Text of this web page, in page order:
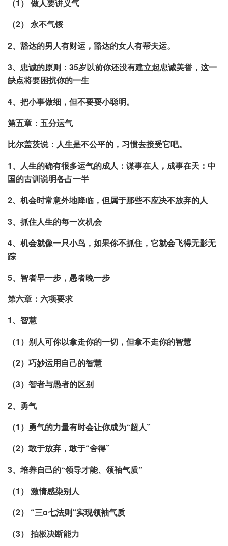
（1） 做人要讲义气
（2） 永不气馁
2、豁达的男人有财运，豁达的女人有帮夫运。
3、忠诚的原则：35岁以前你还没有建立起忠诚美誉，这一
缺点将要困扰你的一生
4、把小事做细，但不要耍小聪明。
第五章：五分运气
比尔盖茨说：人生是不公平的，习惯去接受它吧。
1、人生的确有很多运气的成人：谋事在人，成事在天：中
国的古训说明各占一半
2、机会时常意外地降临，但属于那些不应决不放弃的人
3、抓住人生的每一次机会
4、机会就像一只小鸟，如果你不抓住，它就会飞得无影无
踪
5、智者早一步，愚者晚一步
第六章：六项要求
1、智慧
（1）别人可你以拿走你的一切，但拿不走你的智慧
（2）巧妙运用自己的智慧
（3）智者与愚者的区别
2、勇气
（1）勇气的力量有时会让你成为“超人”
（2）敢于放弃，敢于“舍得”
3、培养自己的“领导才能、领袖气质”
（1） 激情感染别人
（2） “三o七法则“实现领袖气质
（3） 拍板决断能力